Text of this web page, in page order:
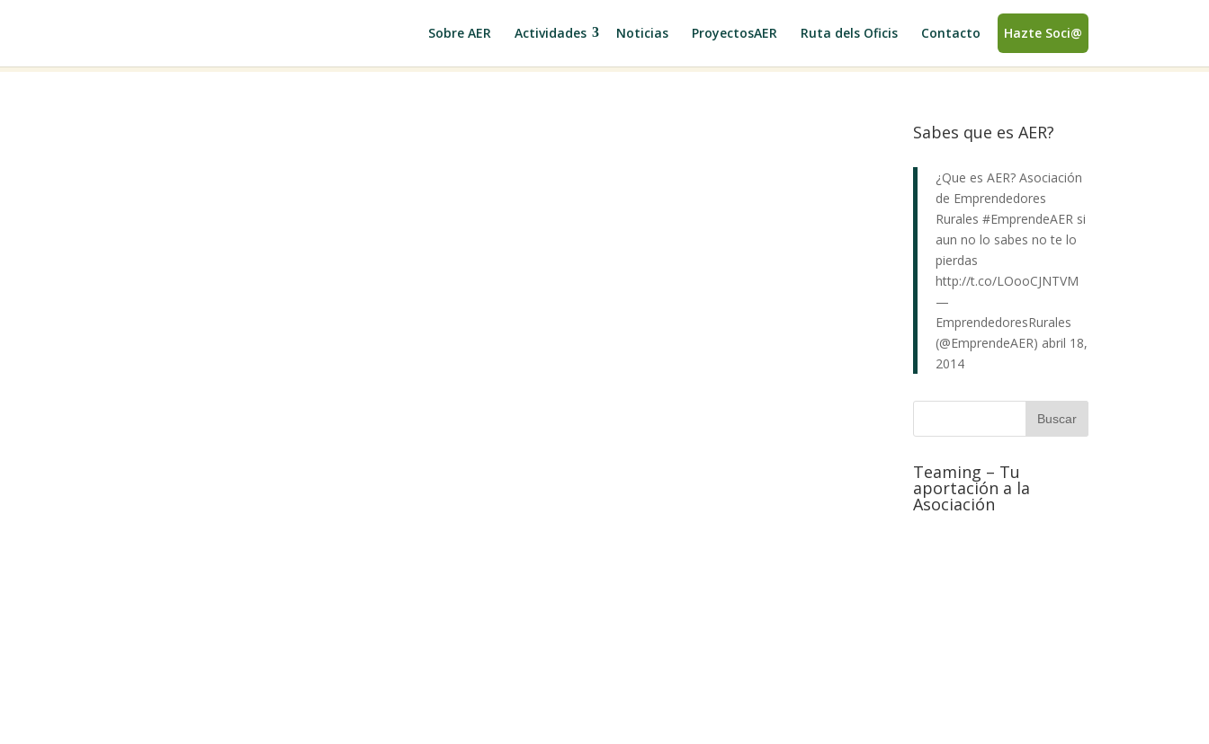
Sobre AER Actividades Noticias ProyectosAER Ruta dels Oficis Contacto Hazte Soci@
Sabes que es AER?
¿Que es AER? Asociación
de Emprendedores
Rurales#EmprendeAER si
aun no lo sabes no te lo
pierdas
http://t.co/LOooCJNTVM
—
EmprendedoresRurales
(@EmprendeAER) abril 18,
2014
Teaming – Tu
aportación a la
Asociación